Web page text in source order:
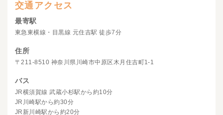
交通アクセス
最寄駅
東急東横線・目黒線 元住吉駅 徒歩7分
住所
〒211-8510 神奈川県川崎市中原区木月住吉町1-1
バス
JR横須賀線 武蔵小杉駅から約10分
JR川崎駅から約30分
JR新川崎駅から約20分